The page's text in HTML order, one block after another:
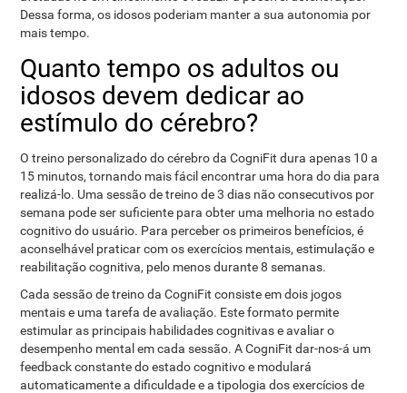
Dessa forma, os idosos poderiam manter a sua autonomia por
mais tempo.
Quanto tempo os adultos ou
idosos devem dedicar ao
estímulo do cérebro?
O treino personalizado do cérebro da CogniFit dura apenas 10 a
15 minutos, tornando mais fácil encontrar uma hora do dia para
realizá-lo. Uma sessão de treino de 3 dias não consecutivos por
semana pode ser suficiente para obter uma melhoria no estado
cognitivo do usuário. Para perceber os primeiros benefícios, é
aconselhável praticar com os exercícios mentais, estimulação e
reabilitação cognitiva, pelo menos durante 8 semanas.
Cada sessão de treino da CogniFit consiste em dois jogos
mentais e uma tarefa de avaliação. Este formato permite
estimular as principais habilidades cognitivas e avaliar o
desempenho mental em cada sessão. A CogniFit dar-nos-á um
feedback constante do estado cognitivo e modulará
automaticamente a dificuldade e a tipologia dos exercícios de